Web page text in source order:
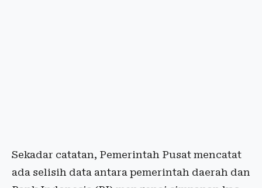
Sekadar catatan, Pemerintah Pusat mencatat
ada selisih data antara pemerintah daerah dan